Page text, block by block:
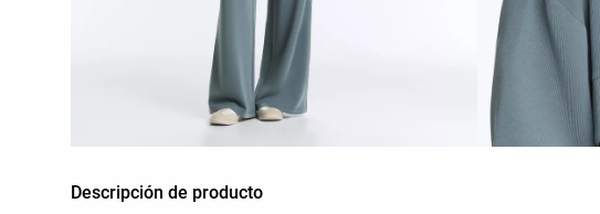
Descripción de producto